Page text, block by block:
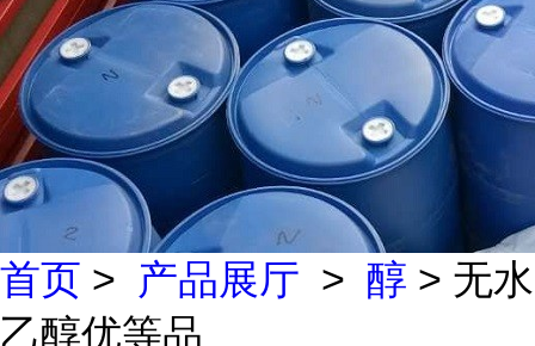
首页 > 产品展厅 > 醇 > 无水
乙醇优等品